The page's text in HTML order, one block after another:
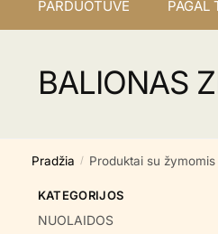
PARDUOTUVĖ PAGAL
BALIONAS
Pradžia / Produktai su
KATEGORIJOS
NUOLAIDOS